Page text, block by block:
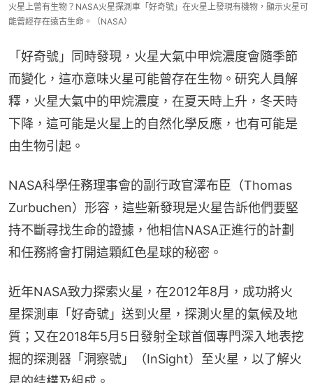
火星上曾有生物？NASA火星探測車「好奇號」在火星上發現有機物，顯示火星可
能曾經存在遠古生命。（NASA）
「好奇號」同時發現，火星大氣中甲烷濃度會隨季節
而變化，這亦意味火星可能曾存在生物。研究人員解
釋，火星大氣中的甲烷濃度，在夏天時上升，冬天時
下降，這可能是火星上的自然化學反應，也有可能是
由生物引起。
NASA科學任務理事會的副行政官澤布臣（Thomas
Zurbuchen）形容，這些新發現是火星告訴他們要堅
持不斷尋找生命的證據，他相信NASA正進行的計劃
和任務將會打開這顆紅色星球的秘密。
近年NASA致力探索火星，在2012年8月，成功將火
星探測車「好奇號」送到火星，探測火星的氣候及地
質；又在2018年5月5日發射全球首個專門深入地表挖
掘的探測器「洞察號」（InSight）至火星，以了解火